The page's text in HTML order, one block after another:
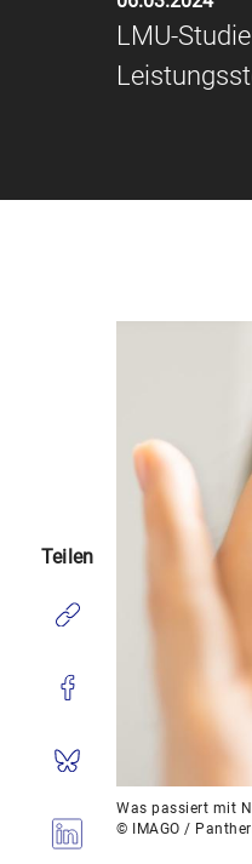
LMU-
Was passiert mit
© IMAGO /
Teilen